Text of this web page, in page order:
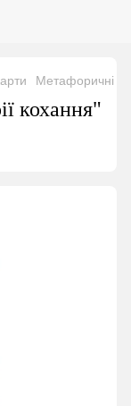
Метафоричні
кохання"